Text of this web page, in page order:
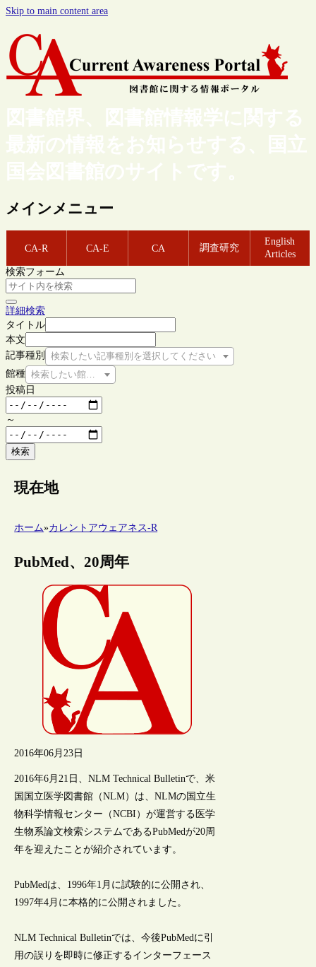
Skip to main content area
図書館界、図書館情報学に関する
最新の情報をお知らせする、国立
国会図書館のサイトです。
メインメニュー
CA-R CA-E CA 調査研究
English
Articles
検索フォーム
詳細検索
タイトル
本文
記事種別
検索したい記事種別を選択してください
館種 検索したい館種を選択してください
投稿日
～
検索
現在地
ホーム»カレントアウェアネス-R
PubMed、20周年
2016年06月23日
2016年6月21日、NLM Technical Bulletinで、米
国国立医学図書館（NLM）は、NLMの国立生
物科学情報センター（NCBI）が運営する医学
生物系論文検索システムであるPubMedが20周
年を迎えたことが紹介されています。
PubMedは、1996年1月に試験的に公開され、
1997年4月に本格的に公開されました。
NLM Technical Bulletinでは、今後PubMedに引
用の誤りを即時に修正するインターフェース